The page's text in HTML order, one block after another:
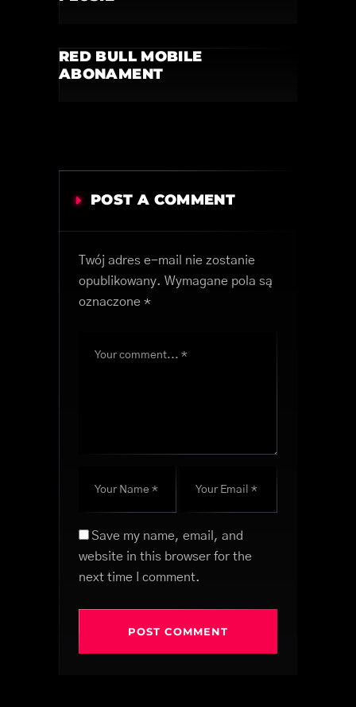
RED BULL MOBILE
ABONAMENT
POST A COMMENT
Twój adres e-mail nie zostanie
opublikowany. Wymagane pola są
oznaczone *
Save my name, email, and
website in this browser for the
next time I comment.